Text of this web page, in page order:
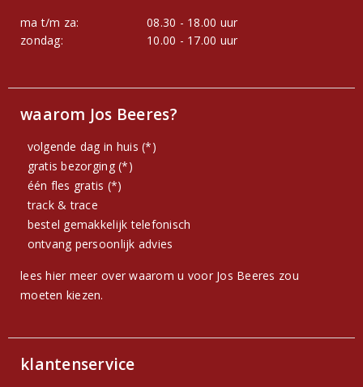
ma t/m za:
08.30 - 18.00 uur
zondag:
10.00 - 17.00 uur
waarom Jos Beeres?
volgende dag in huis (*)
gratis bezorging (*)
één fles gratis (*)
track & trace
bestel gemakkelijk telefonisch
ontvang persoonlijk advies
lees hier meer over waarom u voor Jos Beeres zou
moeten kiezen.
klantenservice